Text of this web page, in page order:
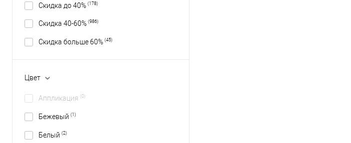
Скидка до 40% (178)
Скидка 40-60% (986)
Скидка больше 60% (45)
Цвет
Аппликация (0)
Бежевый (1)
Белый (2)